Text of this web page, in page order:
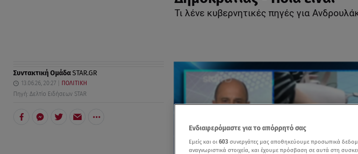
Τι λένε κυβερνητικές πηγές για
Συντακτική ΟμάδαSTAR.GR
13.06.26, 20:27
ΠΟΛΙΤΙΚΗ
Πηγή: Δελτίο Ειδήσεων STAR
Ενδιαφερόμαστε για το απόρρητό σας
Εμείς και οι 603 συνεργάτες μας αποθηκεύουμε προσωπικά
αναγνωριστικά στοιχεία, και έχουμε πρόσβαση σε αυτά στη